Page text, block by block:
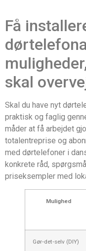
Få
skal
Skal du have nyt
praktisk og faglig
måder at få arbejdet
totalentreprise og
med dørtelefoner i
konkrete råd,
priseksempler med
Mulighed
Gør‑det‑selv (DIY)